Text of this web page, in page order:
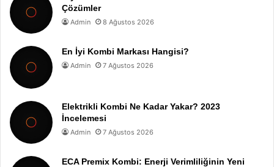
Çözümler
Admin 8 Ağustos 2026
En İyi Kombi Markası Hangisi?
Admin 7 Ağustos 2026
Elektrikli Kombi Ne Kadar Yakar? 2023
İncelemesi
Admin 7 Ağustos 2026
ECA Premix Kombi: Enerji Verimliliğinin Yeni